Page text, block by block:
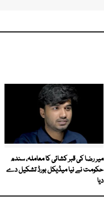
میر رضا کی قبر کشائی کا معاملہ، سندھ
حکومت نے نیا میڈیکل بورڈ تشکیل دے
دیا